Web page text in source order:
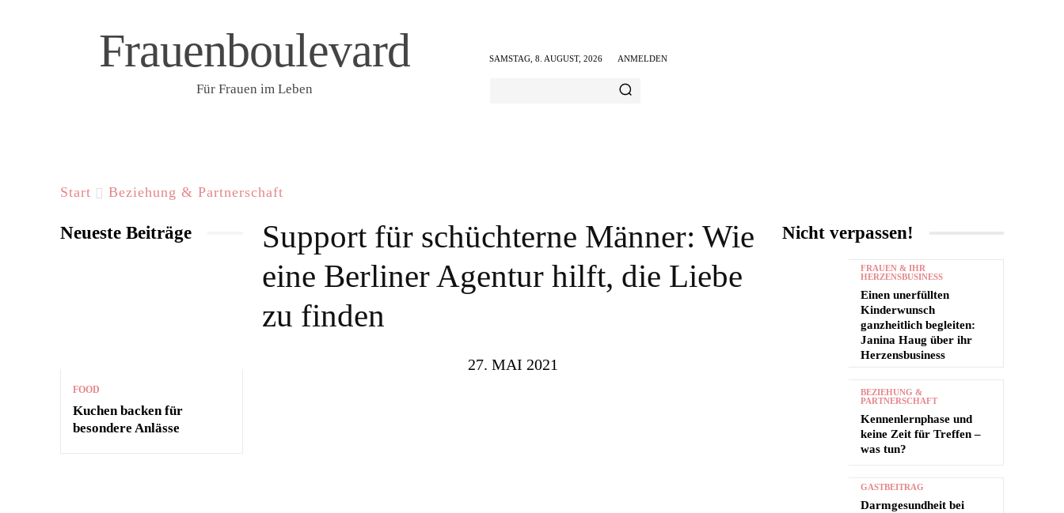
Frauenboulevard
Für Frauen im Leben
SAMSTAG, 8. AUGUST, 2026 ANMELDEN
Start Beziehung & Partnerschaft
Neueste Beiträge
FOOD
Kuchen backen für
besondere Anlässe
Support für schüchterne Männer: Wie
eine Berliner Agentur hilft, die Liebe
zu finden
27. MAI 2021
Nicht verpassen!
FRAUEN & IHR
HERZENSBUSINESS
Einen unerfüllten
Kinderwunsch
ganzheitlich begleiten:
Janina Haug über ihr
Herzensbusiness
BEZIEHUNG &
PARTNERSCHAFT
Kennenlernphase und
keine Zeit für Treffen –
was tun?
GASTBEITRAG
Darmgesundheit bei